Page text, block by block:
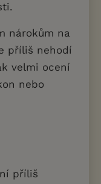
nárokům na
příliš nehodí
velmi ocení
nebo
příliš